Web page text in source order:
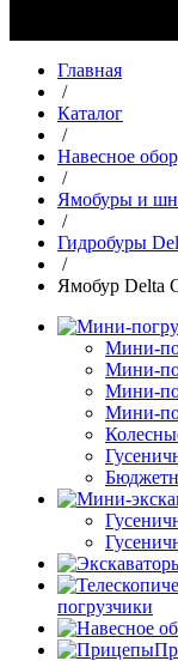
Главная
/
Каталог
/
Навесное
/
Ямобуры и
/
Гидробуры
/
Ямобур Delta
Мини-
Мини-
Мини-
Мини-
погрузчики